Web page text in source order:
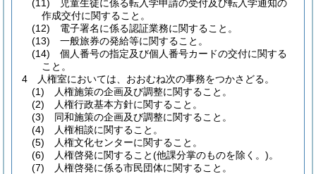
(11)
児童生徒に係る転入学申請の受付及び転入学通知の
作成交付に関すること。
(12)
電子署名に係る認証業務に関すること。
(13)
一般旅券の発給等に関すること。
(14)
個人番号の指定及び個人番号カードの交付に関する
こと。
4
人権室においては、おおむね次の事務をつかさどる。
(1)
人権施策の企画及び調整に関すること。
(2)
人権行政基本方針に関すること。
(3)
同和施策の企画及び調整に関すること。
(4)
人権相談に関すること。
(5)
人権文化センターに関すること。
(6)
人権啓発に関すること(他課分掌のものを除く。)。
(7)
人権啓発に係る市民団体に関すること。